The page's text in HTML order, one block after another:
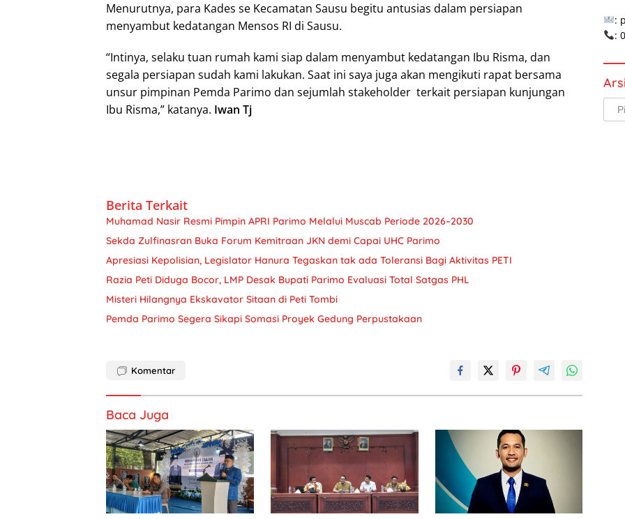
Menurutnya, para Kades se Kecamatan Sausu begitu antusias dalam persiapan
menyambut kedatangan Mensos RI di Sausu.
“Intinya, selaku tuan rumah kami siap dalam menyambut kedatangan Ibu Risma, dan
segala persiapan sudah kami lakukan. Saat ini saya juga akan mengikuti rapat bersama
unsur pimpinan Pemda Parimo dan sejumlah stakeholder terkait persiapan kunjungan
Ibu Risma,” katanya. Iwan Tj
Berita Terkait
Muhamad Nasir Resmi Pimpin APRI Parimo Melalui Muscab Periode 2026–2030
Sekda Zulfinasran Buka Forum Kemitraan JKN demi Capai UHC Parimo
Apresiasi Kepolisian, Legislator Hanura Tegaskan tak ada Toleransi Bagi Aktivitas PETI
Razia Peti Diduga Bocor, LMP Desak Bupati Parimo Evaluasi Total Satgas PHL
Misteri Hilangnya Ekskavator Sitaan di Peti Tombi
Pemda Parimo Segera Sikapi Somasi Proyek Gedung Perpustakaan
Komentar
Baca Juga
:
: